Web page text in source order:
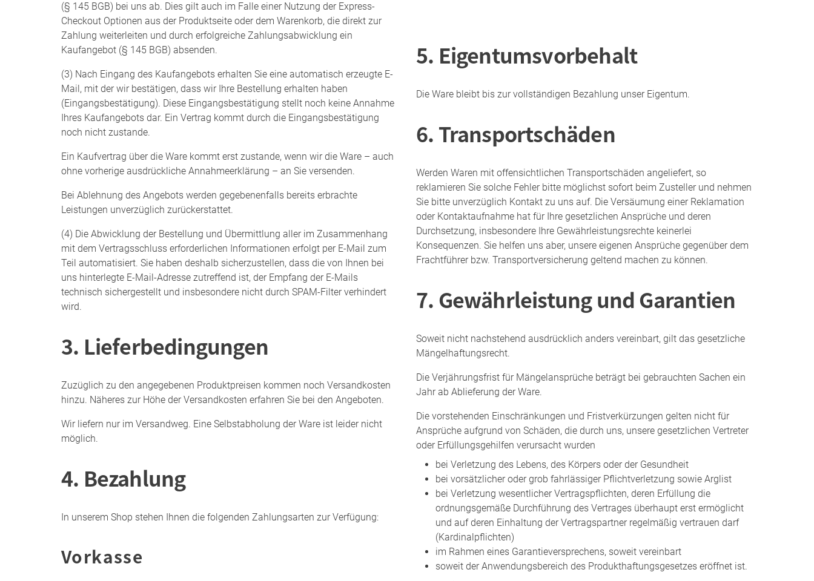
(§ 145 BGB) bei uns ab. Dies gilt auch im Falle einer Nutzung der Express-
Checkout Optionen aus der Produktseite oder dem Warenkorb, die direkt zur
Zahlung weiterleiten und durch erfolgreiche Zahlungsabwicklung ein
Kaufangebot (§ 145 BGB) absenden.
(3) Nach Eingang des Kaufangebots erhalten Sie eine automatisch erzeugte E-
Mail, mit der wir bestätigen, dass wir Ihre Bestellung erhalten haben
(Eingangsbestätigung). Diese Eingangsbestätigung stellt noch keine Annahme
Ihres Kaufangebots dar. Ein Vertrag kommt durch die Eingangsbestätigung
noch nicht zustande.
Ein Kaufvertrag über die Ware kommt erst zustande, wenn wir die Ware – auch
ohne vorherige ausdrückliche Annahmeerklärung – an Sie versenden.
Bei Ablehnung des Angebots werden gegebenenfalls bereits erbrachte
Leistungen unverzüglich zurückerstattet.
(4) Die Abwicklung der Bestellung und Übermittlung aller im Zusammenhang
mit dem Vertragsschluss erforderlichen Informationen erfolgt per E-Mail zum
Teil automatisiert. Sie haben deshalb sicherzustellen, dass die von Ihnen bei
uns hinterlegte E-Mail-Adresse zutreffend ist, der Empfang der E-Mails
technisch sichergestellt und insbesondere nicht durch SPAM-Filter verhindert
wird.
3. Lieferbedingungen
Zuzüglich zu den angegebenen Produktpreisen kommen noch Versandkosten
hinzu. Näheres zur Höhe der Versandkosten erfahren Sie bei den Angeboten.
Wir liefern nur im Versandweg. Eine Selbstabholung der Ware ist leider nicht
möglich.
4. Bezahlung
In unserem Shop stehen Ihnen die folgenden Zahlungsarten zur Verfügung:
Vorkasse
5. Eigentumsvorbehalt
Die Ware bleibt bis zur vollständigen Bezahlung unser Eigentum.
6. Transportschäden
Werden Waren mit offensichtlichen Transportschäden angeliefert, so
reklamieren Sie solche Fehler bitte möglichst sofort beim Zusteller und nehmen
Sie bitte unverzüglich Kontakt zu uns auf. Die Versäumung einer Reklamation
oder Kontaktaufnahme hat für Ihre gesetzlichen Ansprüche und deren
Durchsetzung, insbesondere Ihre Gewährleistungsrechte keinerlei
Konsequenzen. Sie helfen uns aber, unsere eigenen Ansprüche gegenüber dem
Frachtführer bzw. Transportversicherung geltend machen zu können.
7. Gewährleistung und Garantien
Soweit nicht nachstehend ausdrücklich anders vereinbart, gilt das gesetzliche
Mängelhaftungsrecht.
Die Verjährungsfrist für Mängelansprüche beträgt bei gebrauchten Sachen ein
Jahr ab Ablieferung der Ware.
Die vorstehenden Einschränkungen und Fristverkürzungen gelten nicht für
Ansprüche aufgrund von Schäden, die durch uns, unsere gesetzlichen Vertreter
oder Erfüllungsgehilfen verursacht wurden
bei Verletzung des Lebens, des Körpers oder der Gesundheit
bei vorsätzlicher oder grob fahrlässiger Pflichtverletzung sowie Arglist
bei Verletzung wesentlicher Vertragspflichten, deren Erfüllung die
ordnungsgemäße Durchführung des Vertrages überhaupt erst ermöglicht
und auf deren Einhaltung der Vertragspartner regelmäßig vertrauen darf
(Kardinalpflichten)
im Rahmen eines Garantieversprechens, soweit vereinbart
soweit der Anwendungsbereich des Produkthaftungsgesetzes eröffnet ist.